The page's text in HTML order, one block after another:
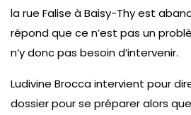
la rue Falise à Baisy-Thy est
répond que ce n’est pas un
n’y donc pas besoin d’intervenir.
Ludivine Brocca intervient pour
dossier pour se préparer alors